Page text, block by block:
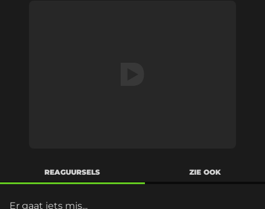
REAGUURSELS ZIE OOK
Er gaat iets mis...